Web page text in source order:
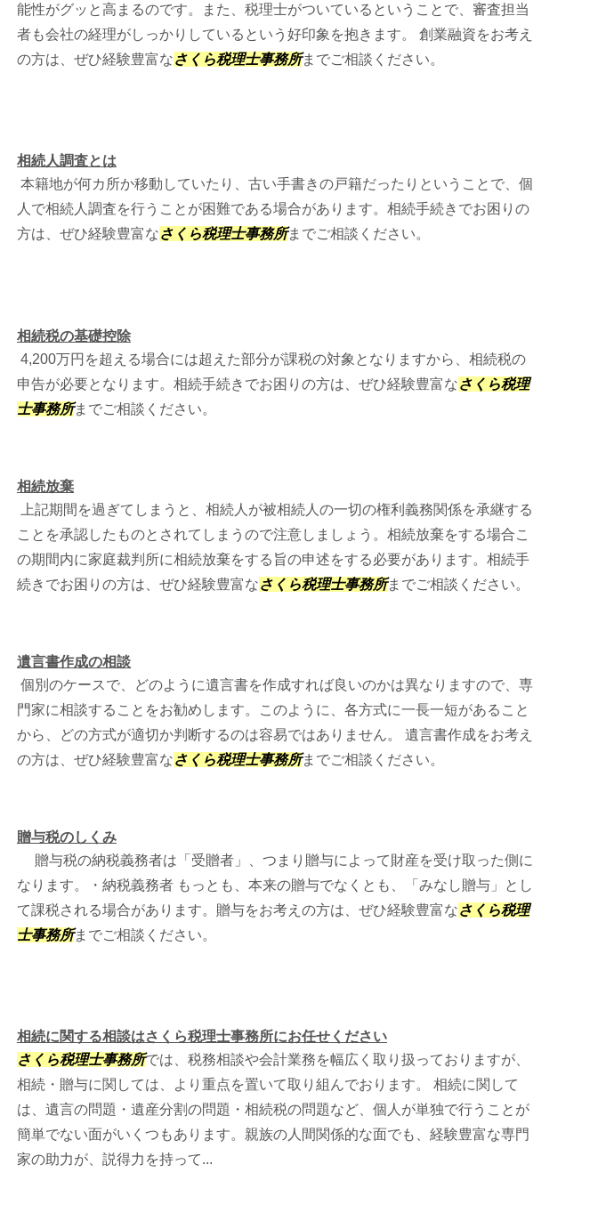
能性がグッと高まるのです。また、税理士がついているということで、審査担当
者も会社の経理がしっかりしているという好印象を抱きます。 創業融資をお考え
の方は、ぜひ経験豊富なさくら税理士事務所までご相談ください。
相続人調査とは
本籍地が何カ所か移動していたり、古い手書きの戸籍だったりということで、個
人で相続人調査を行うことが困難である場合があります。相続手続きでお困りの
方は、ぜひ経験豊富なさくら税理士事務所までご相談ください。
相続税の基礎控除
4,200万円を超える場合には超えた部分が課税の対象となりますから、相続税の
申告が必要となります。相続手続きでお困りの方は、ぜひ経験豊富なさくら税理
士事務所までご相談ください。
相続放棄
上記期間を過ぎてしまうと、相続人が被相続人の一切の権利義務関係を承継する
ことを承認したものとされてしまうので注意しましょう。相続放棄をする場合こ
の期間内に家庭裁判所に相続放棄をする旨の申述をする必要があります。相続手
続きでお困りの方は、ぜひ経験豊富なさくら税理士事務所までご相談ください。
遺言書作成の相談
個別のケースで、どのように遺言書を作成すれば良いのかは異なりますので、専
門家に相談することをお勧めします。このように、各方式に一長一短があること
から、どの方式が適切か判断するのは容易ではありません。 遺言書作成をお考え
の方は、ぜひ経験豊富なさくら税理士事務所までご相談ください。
贈与税のしくみ
贈与税の納税義務者は「受贈者」、つまり贈与によって財産を受け取った側に
なります。・納税義務者 もっとも、本来の贈与でなくとも、「みなし贈与」とし
て課税される場合があります。贈与をお考えの方は、ぜひ経験豊富なさくら税理
士事務所までご相談ください。
相続に関する相談はさくら税理士事務所にお任せください
さくら税理士事務所では、税務相談や会計業務を幅広く取り扱っておりますが、
相続・贈与に関しては、より重点を置いて取り組んでおります。 相続に関して
は、遺言の問題・遺産分割の問題・相続税の問題など、個人が単独で行うことが
簡単でない面がいくつもあります。親族の人間関係的な面でも、経験豊富な専門
家の助力が、説得力を持って...